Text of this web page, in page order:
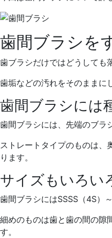
歯間ブラシを
歯ブラシだけではどうしても
歯垢などの汚れをそのままに
歯間ブラシには
歯間ブラシには、先端のブラ
ストレートタイプのものは、
ります。
サイズもいろい
歯間ブラシにはSSSS（4S）
細めのものは歯と歯の間の隙
す。